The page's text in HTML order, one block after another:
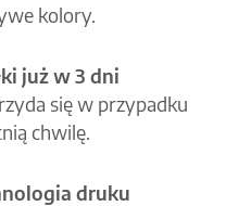
kolory.
już w 3 dni
się w przypadku
chwilę.
druku